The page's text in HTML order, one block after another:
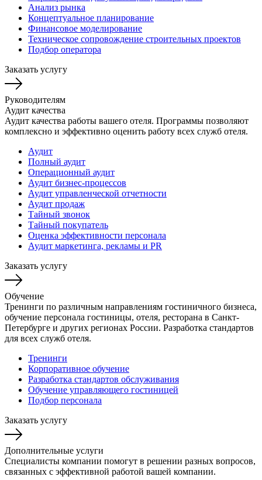
Анализ рынка
Концептуальное планирование
Финансовое моделирование
Техническое сопровождение строительных проектов
Подбор оператора
Заказать услугу
Руководителям
Аудит качества
Аудит качества работы вашего отеля. Программы позволяют
комплексно и эффективно оценить работу всех служб отеля.
Аудит
Полный аудит
Операционный аудит
Аудит бизнес-процессов
Аудит управленческой отчетности
Аудит продаж
Тайный звонок
Тайный покупатель
Оценка эффективности персонала
Аудит маркетинга, рекламы и PR
Заказать услугу
Обучение
Тренинги по различным направлениям гостиничного бизнеса,
обучение персонала гостиницы, отеля, ресторана в Санкт-
Петербурге и других регионах России. Разработка стандартов
для всех служб отеля.
Тренинги
Корпоративное обучение
Разработка стандартов обслуживания
Обучение управляющего гостиницей
Подбор персонала
Заказать услугу
Дополнительные услуги
Специалисты компании помогут в решении разных вопросов,
связанных с эффективной работой вашей компании.